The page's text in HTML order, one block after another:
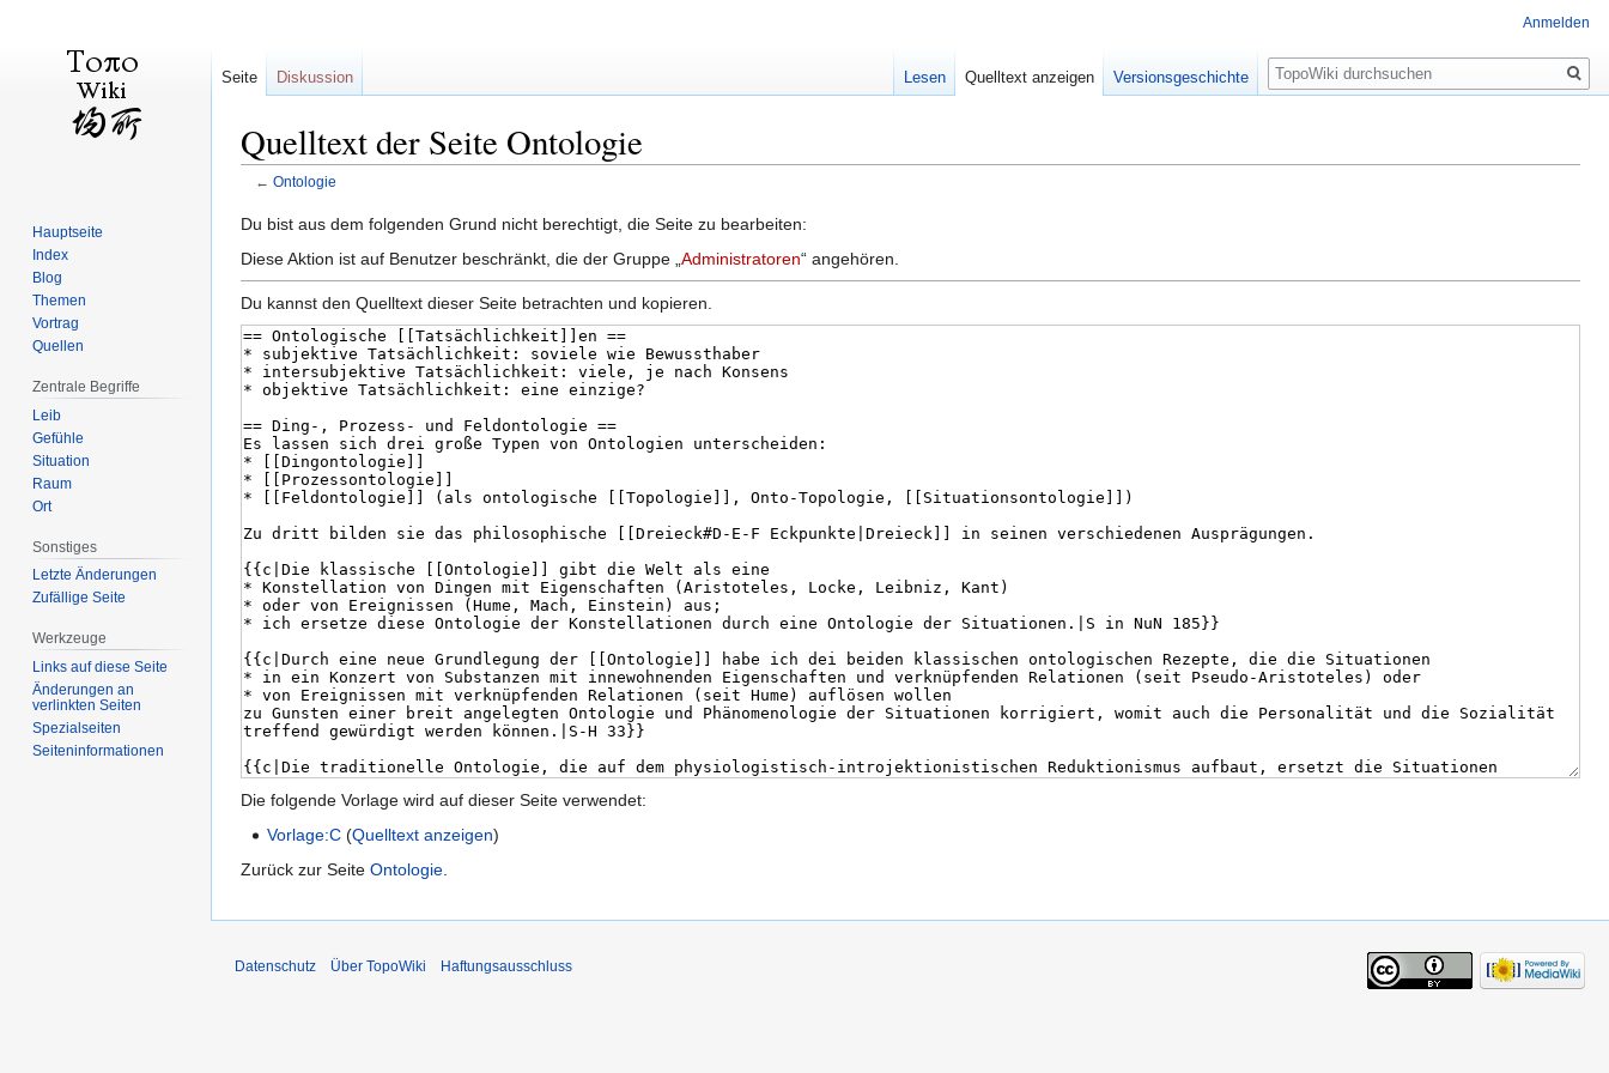
Quelltext der Seite Ontologie
← Ontologie
Zur
Navigation
Zur
Suche
Du bist aus dem folgenden Grund nicht berechtigt, die Seite zu bearbeiten:
Diese Aktion ist auf Benutzer beschränkt, die der Gruppe „ Administratoren“ angehören.
Du kannst den Quelltext dieser Seite betrachten und kopieren.
Die folgende Vorlage wird auf dieser Seite verwendet:
Vorlage:C (Quelltext anzeigen)
Zurück zur Seite Ontologie.
Anmelden
Seite Diskussion Lesen Quelltext anzeigen Versionsgeschichte
Suche
Hauptseite
Index
Blog
Themen
Vortrag
Quellen
Zentrale Begriffe
Leib
Gefühle
Situation
Raum
Ort
Sonstiges
Letzte Änderungen
Zufällige Seite
Werkzeuge
Links auf diese Seite
Änderungen an
verlinkten Seiten
Spezialseiten
Seiten­informationen
Datenschutz Über TopoWiki Haftungsausschluss